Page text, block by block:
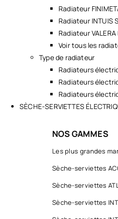
Radiateur
Radiateur INTUIS
Radiateur VALERA
Voir tous les
Type de radiateur
Radiateurs
Radiateurs
Radiateurs
SÈCHE-SERVIETTES
NOS GAMMES
Les plus grandes
Sèche-serviettes
Sèche-serviettes
Sèche-serviettes